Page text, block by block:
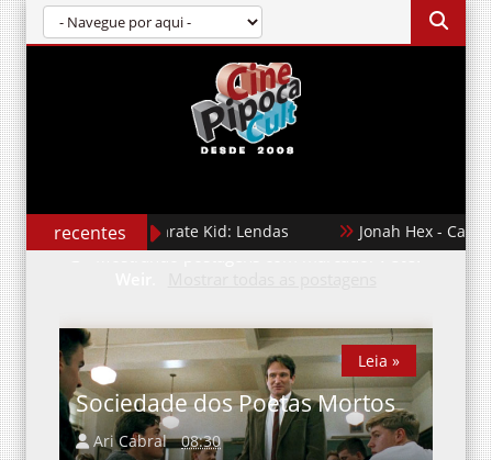
recentes Karate Kid: Lendas Jonah Hex -
Mostrando postagens com marcadorPeter
Sociedade dos Poetas Mortos
Ari Cabral
08:30
Leia »